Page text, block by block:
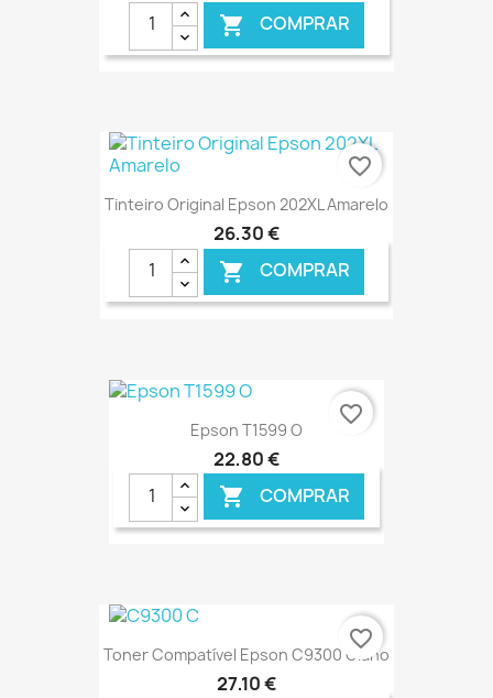
 COMPRAR
€ ONLINE
Tinteiro Original Epson 202XL Amarelo
26,30 €
 COMPRAR
favorite_border
Epson T1599 O
22,80 €
 COMPRAR
€ ONLINE
favorite_border
Toner Compatível Epson C9300 Ciano
27,10 €
favorite_border